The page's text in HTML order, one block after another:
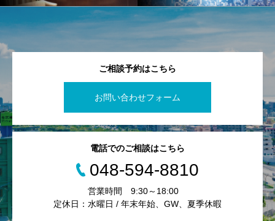
ご相談予約はこちら
お問い合わせフォーム
電話でのご相談はこちら
048-594-8810
営業時間 9:30～18:00
定休日：水曜日 / 年末年始、GW、夏季休暇